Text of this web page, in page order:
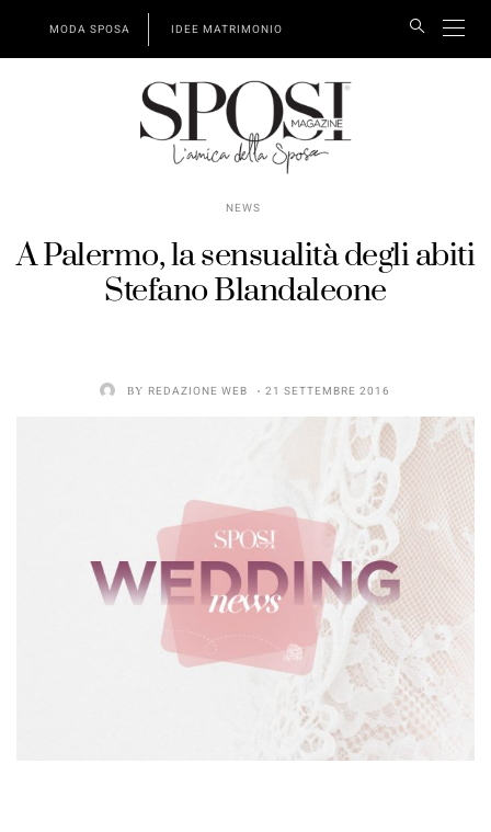
MODA SPOSA IDEE MATRIMONIO
NEWS
A Palermo, la sensualità degli abiti
Stefano Blandaleone
BY REDAZIONE WEB 21 SETTEMBRE 2016